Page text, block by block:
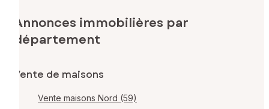
Annonces immobilières par
département
Vente de maisons
Vente maisons Nord (59)